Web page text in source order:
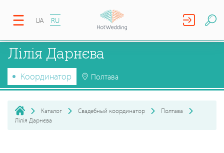
UA RU
Лілія Дарнєва
Координатор Полтава
Каталог Свадебный координатор
Полтава
Лілія Дарнєва